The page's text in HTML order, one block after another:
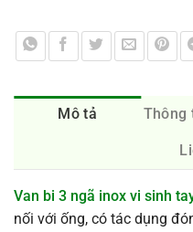
Mô tả Thông
Van bi 3 ngã inox vi sinh
nối với ống, có tác dụng